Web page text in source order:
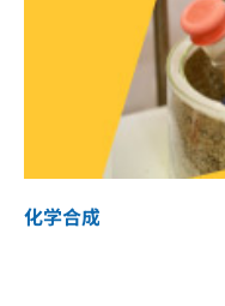
化学合成